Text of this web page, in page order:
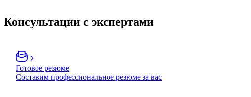
Консультации с экспертами
Готовое резюме
Составим профессиональное резюме за вас